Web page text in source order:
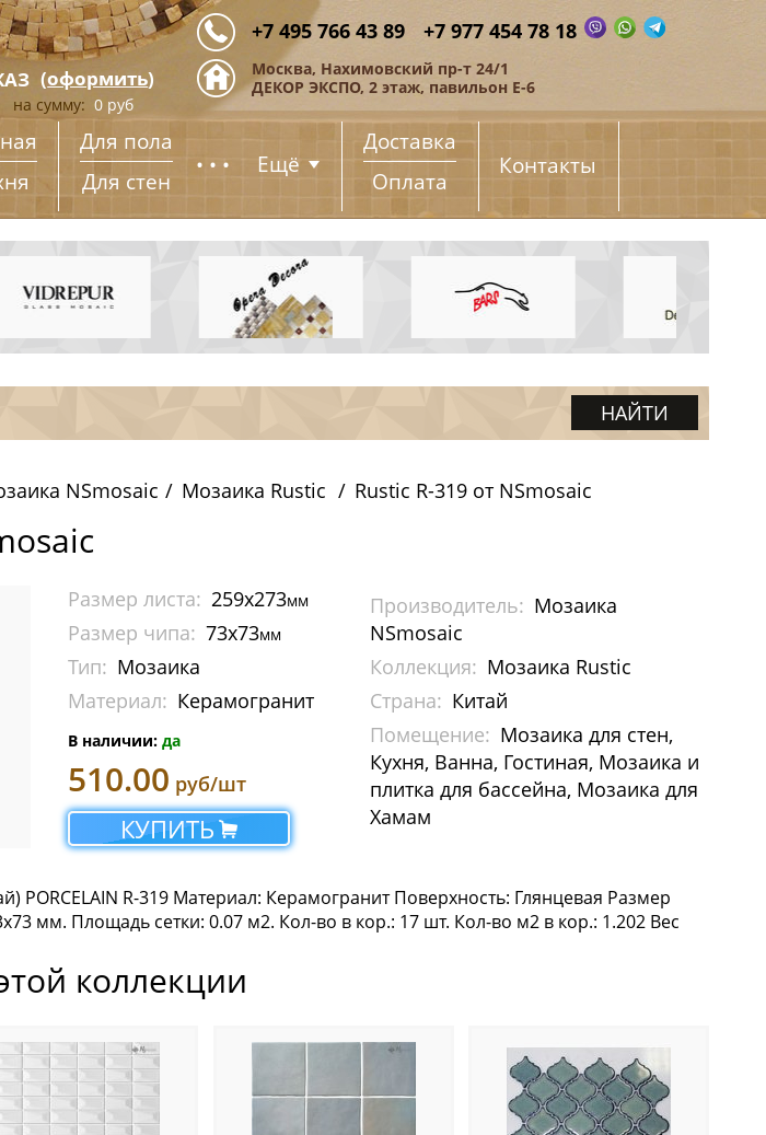
+7 495 766 43 89 +7 977 454 78 18
Москва, Нахимовский пр-т 24/1
ДЕКОР ЭКСПО, 2 этаж, павильон Е-6
(оформить)
на сумму: 0 руб
Для пола
Для стен
... Ещё
Доставка
Оплата
Контакты
NSmosaic Мозаика Rustic Rustic R-319 от NSmosaic
Производитель: Мозаика
NSmosaic
Коллекция: Мозаика Rustic
Страна: Китай
Помещение: Мозаика для стен,
Кухня, Ванна, Гостиная, Мозаика и
плитка для бассейна, Мозаика для
Хамам
Размер листа: 259x273мм
Размер чипа: 73x73мм
Тип: Мозаика
Материал: Керамогранит
В наличии: да
510.00 руб/шт
КУПИТЬ
PORCELAIN R-319 Материал: Керамогранит Поверхность: Глянцевая Размер
мм. Площадь сетки: 0.07 м2. Кол-во в кор.: 17 шт. Кол-во м2 в кор.: 1.202 Вес
коллекции